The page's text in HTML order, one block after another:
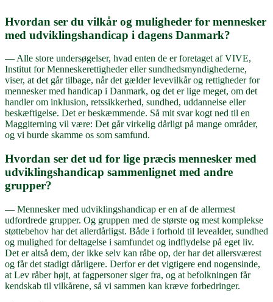
Hvordan ser du vilkår og muligheder for mennesker
med udviklingshandicap i dagens Danmark?
— Alle store undersøgelser, hvad enten de er foretaget af VIVE,
Institut for Menneskerettigheder eller sundhedsmyndighederne,
viser, at det går tilbage, når det gælder levevilkår og rettigheder for
mennesker med handicap i Danmark, og det er lige meget, om det
handler om inklusion, retssikkerhed, sundhed, uddannelse eller
beskæftigelse. Det er beskæmmende. Så mit svar kogt ned til en
Maggiterning vil være: Det går virkelig dårligt på mange områder,
og vi burde skamme os som samfund.
Hvordan ser det ud for lige præcis mennesker med
udviklingshandicap sammenlignet med andre
grupper?
— Mennesker med udviklingshandicap er en af de allermest
udfordrede grupper. Og gruppen med de største og mest komplekse
støttebehov har det allerdårligst. Både i forhold til levealder, sundhed
og mulighed for deltagelse i samfundet og indflydelse på eget liv.
Det er altså dem, der ikke selv kan råbe op, der har det allersværest
og får det stadigt dårligere. Derfor er det vigtigere end nogensinde,
at Lev råber højt, at fagpersoner siger fra, og at befolkningen får
kendskab til vilkårene, så vi sammen kan kræve forbedringer.